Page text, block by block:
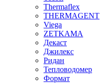
Thermaflex
THERMAGENT
Viega
ZETKAMA
Декаст
Джилекс
Ридан
Тепловодомер
Формат